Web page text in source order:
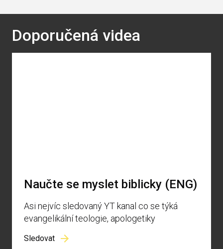
Doporučená videa
Naučte se myslet biblicky (ENG)
Asi nejvíc sledovaný YT kanal co se týká
evangelikální teologie, apologetiky
Sledovat